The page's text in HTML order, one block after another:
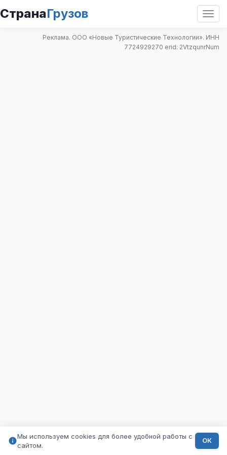
СтранаГрузов
Реклама. ООО «Новые Туристические Технологии». ИНН
7724929270 erid: 2VtzqunrNum
Мы используем cookies для более удобной работы с
сайтом.
ОК